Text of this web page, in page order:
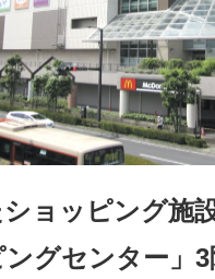
ョッピング施
グセンター」3